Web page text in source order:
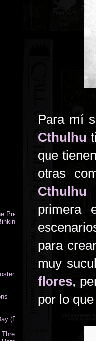
Para mí
Cthulhu
que
otras
Cthulhu
primera
para
muy
flores,
por lo
Press' FreeRPG 2018 (PDF)
Collection
(Neil Gaiman)
(PDF)
Kings